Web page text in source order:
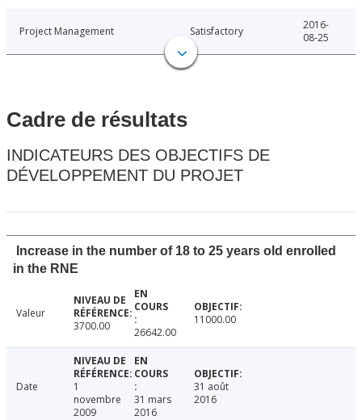
Project Management Satisfactory
2016-
08-25
Cadre de résultats
INDICATEURS DES OBJECTIFS DE
DÉVELOPPEMENT DU PROJET
Increase in the number of 18 to 25 years old enrolled
in the RNE
Valeur
3700.00
26642.00
11000.00
Date
1
novembre
2009
31 mars
2016
31 août
2016